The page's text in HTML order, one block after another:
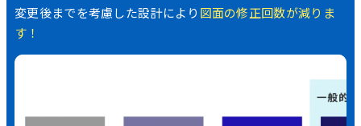
変更後までを考慮した設計により 図面の修正回数が減りま
す！